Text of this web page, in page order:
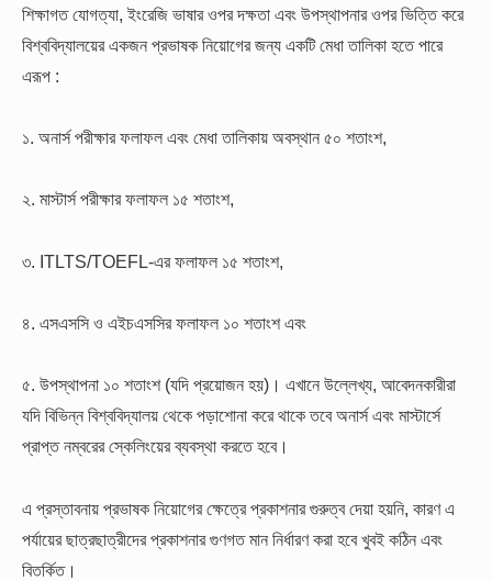
শিক্ষাগত যোগত্যা, ইংরেজি ভাষার ওপর দক্ষতা এবং উপস্থাপনার ওপর ভিত্তি করে
বিশ্ববিদ্যালয়ের একজন প্রভাষক নিয়োগের জন্য একটি মেধা তালিকা হতে পারে
এরূপ :
১. অনার্স পরীক্ষার ফলাফল এবং মেধা তালিকায় অবস্থান ৫০ শতাংশ,
২. মাস্টার্স পরীক্ষার ফলাফল ১৫ শতাংশ,
৩. ITLTS/TOEFL-এর ফলাফল ১৫ শতাংশ,
৪. এসএসসি ও এইচএসসির ফলাফল ১০ শতাংশ এবং
৫. উপস্থাপনা ১০ শতাংশ (যদি প্রয়োজন হয়)। এখানে উল্লেখ্য, আবেদনকারীরা
যদি বিভিন্ন বিশ্ববিদ্যালয় থেকে পড়াশোনা করে থাকে তবে অনার্স এবং মাস্টার্সে
প্রাপ্ত নম্বরের স্কেলিংয়ের ব্যবস্থা করতে হবে।
এ প্রস্তাবনায় প্রভাষক নিয়োগের ক্ষেত্রে প্রকাশনার গুরুত্ব দেয়া হয়নি, কারণ এ
পর্যায়ের ছাত্রছাত্রীদের প্রকাশনার গুণগত মান নির্ধারণ করা হবে খুবই কঠিন এবং
বিতর্কিত।